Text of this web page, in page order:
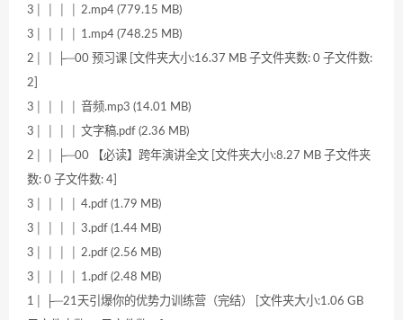
3│ │ │ │ 2.mp4 (779.15 MB)
3│ │ │ │ 1.mp4 (748.25 MB)
2│ │ ├─00 预习课 [文件夹大小:16.37 MB 子文件夹数: 0 子文件数:
2]
3│ │ │ │ 音频.mp3 (14.01 MB)
3│ │ │ │ 文字稿.pdf (2.36 MB)
2│ │ ├─00 【必读】跨年演讲全文 [文件夹大小:8.27 MB 子文件夹
数: 0 子文件数: 4]
3│ │ │ │ 4.pdf (1.79 MB)
3│ │ │ │ 3.pdf (1.44 MB)
3│ │ │ │ 2.pdf (2.56 MB)
3│ │ │ │ 1.pdf (2.48 MB)
1│ ├─21天引爆你的优势力训练营（完结） [文件夹大小:1.06 GB